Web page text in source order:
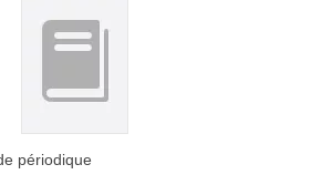
périodique